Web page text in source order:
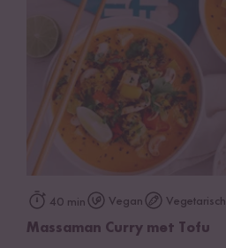
40 min Vegan Vegetarisch
Massaman Curry met Tofu